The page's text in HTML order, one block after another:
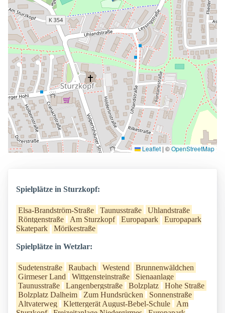
Leaflet | ©OpenStreetMap
Spielplätze in Sturzkopf:
Elsa-Brandström-Straße Taunusstraße
Uhlandstraße
Röntgenstraße
Am Sturzkopf Europapark
Europapark
Skatepark
Mörikestraße
Spielplätze in Wetzlar:
Sudetenstraße Raubach Westend
Brunnenwäldchen
Girmeser Land
Wittgensteinstraße
Sienaanlage
Taunusstraße
Langenbergstraße Bolzplatz
Hohe Straße
Bolzplatz Dalheim
Zum Hundsrücken
Sonnenstraße
Altvaterweg
Klettergerät August-Bebel-Schule
Am